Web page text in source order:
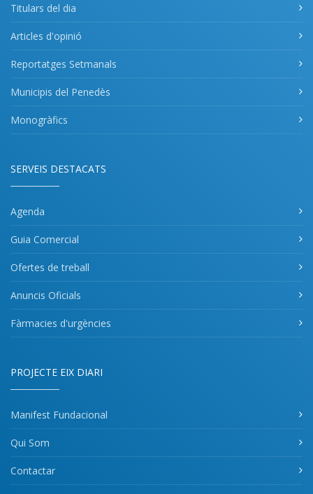
Titulars del dia
Articles d'opinió
Reportatges Setmanals
Municipis del Penedès
Monogràfics
SERVEIS DESTACATS
Agenda
Guia Comercial
Ofertes de treball
Anuncis Oficials
Fàrmacies d'urgències
PROJECTE EIX DIARI
Manifest Fundacional
Qui Som
Contactar